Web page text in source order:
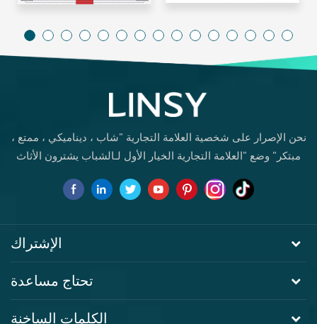
نحن الإصرار على شخصية العلامة التجارية "شاب ، ديناميكي ، ممتع ،
مبتكر" وضع "العلامة التجارية الخيار الأول لـالشباب يشترون الأثاث
الإشتراك
تحتاج مساعدة
الكلمات الساخنة